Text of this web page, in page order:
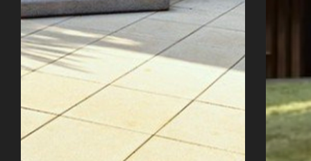
Úvod
Naše služby
Reference
Průvodce stavbou
O ateliéru